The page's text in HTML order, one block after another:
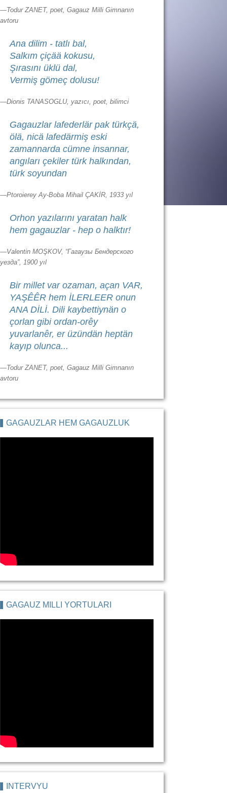
—Todur ZANET, poet, Gagauz Milli Gimnanın
avtoru
Ana dilim - tatlı bal,
Salkım çiçää kokusu,
Şırasını üklü dal,
Vermiş gömeç dolusu!
—Dionis TANASOGLU, yazıcı, poet, bilimci
Gagauzlar lafederlär pak türkçä,
ölä, nicä lafedärmiş eski
zamannarda cümne insannar,
angıları çekiler türk halkından,
türk soyundan
—Ptoroierey Ay-Boba Mihail ÇAKİR, 1933 yıl
Orhon yazılarını yaratan halk
hem gagauzlar - hep o halktır!
—Valentin MOŞKOV, “Гагаузы Бендерского
уезда”, 1900 yıl
Bir millet var ozaman, açan VAR,
YAŞÊÊR hem İLERLEER onun
ANA DİLİ. Dili kaybettiynän o
çorlan gibi ordan-orêy
yuvarlanêr, er üzündän heptän
kayıp olunca...
—Todur ZANET, poet, Gagauz Milli Gimnanın
avtoru
GAGAUZLAR HEM GAGAUZLUK
GAGAUZ MILLI YORTULARI
İNTERVYU